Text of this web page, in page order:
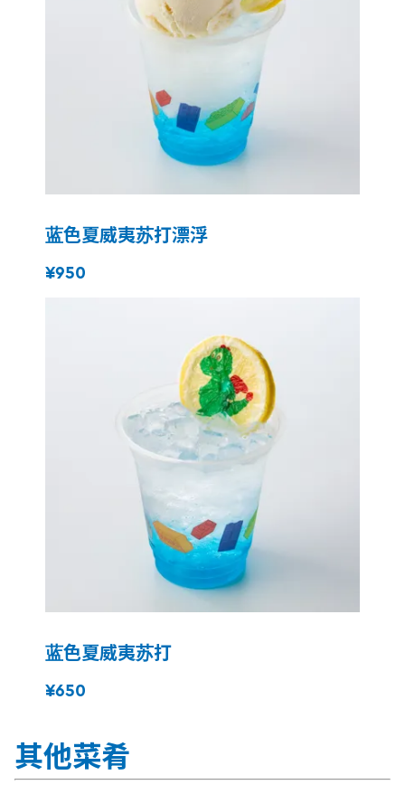
蓝色夏威夷苏打漂浮
¥950
蓝色夏威夷苏打
¥650
其他菜肴